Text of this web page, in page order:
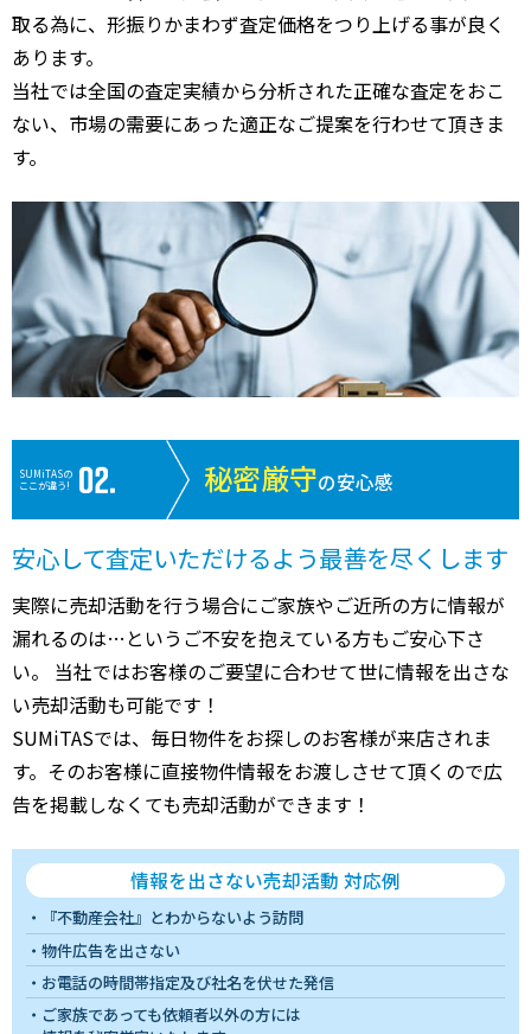
取る為に、形振りかまわず査定価格をつり上げる事が良く
あります。
当社では全国の査定実績から分析された正確な査定をおこ
ない、市場の需要にあった適正なご提案を行わせて頂きま
す。
SUMiTASの
ここが違う!
秘密厳守の安心感
安心して査定いただけるよう最善を尽くします
実際に売却活動を行う場合にご家族やご近所の方に情報が
漏れるのは…というご不安を抱えている方もご安心下さ
い。 当社ではお客様のご要望に合わせて世に情報を出さな
い売却活動も可能です！
SUMiTASでは、毎日物件をお探しのお客様が来店されま
す。そのお客様に直接物件情報をお渡しさせて頂くので広
告を掲載しなくても売却活動ができます！
情報を出さない売却活動 対応例
『不動産会社』とわからないよう訪問
物件広告を出さない
お電話の時間帯指定及び社名を伏せた発信
ご家族であっても依頼者以外の方には